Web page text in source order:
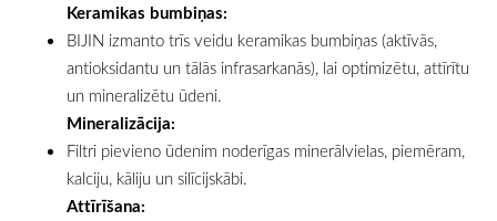
Keramikas bumbiņas:
BIJIN izmanto trīs veidu keramikas bumbiņas (aktīvās,
antioksidantu un tālās infrasarkanās), lai optimizētu, attīrītu
un mineralizētu ūdeni.
Mineralizācija:
Filtri pievieno ūdenim noderīgas minerālvielas, piemēram,
kalciju, kāliju un silīcijskābi.
Attīrīšana: